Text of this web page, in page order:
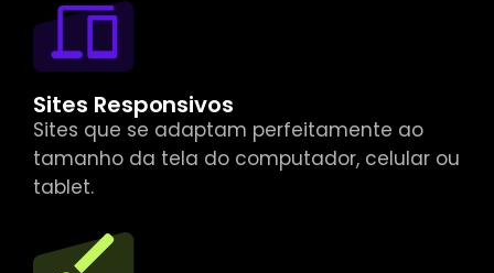
Sites Responsivos
Sites que se adaptam perfeitamente ao
tamanho da tela do computador, celular ou
tablet.